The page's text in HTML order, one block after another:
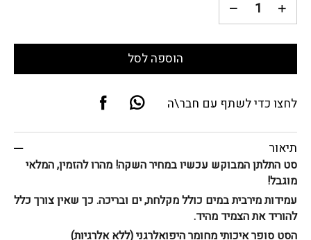
הוספה לסל
לחצו כדי לשתף עם חבר\ה
תיאור
סט התלתן המבוקש עכשיו במחיר השקה! מהרו להזמין, המלאי
מוגבל!
עמידות מירבית במים כולל מקלחת, ים ובריכה. כך שאין צורך כלל
להוריד את הצמיד מהיד.
הסט סופר איכותי מחומר היפואלרגני (ללא אלרגיות)